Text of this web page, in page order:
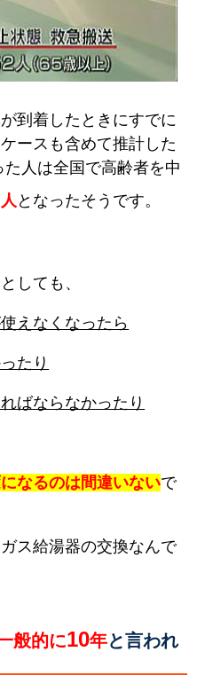
到着したときにすでに
ースも含めて推計した
た人は全国で高齢者を中
人 となったそうです。
しても、
えなくなったら
たり
ばならなかったり
なるのは間違いないで
ス給湯器の交換なんで
般的に10年と言われ